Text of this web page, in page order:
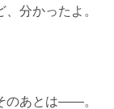
分かったよ。
のあとは――。